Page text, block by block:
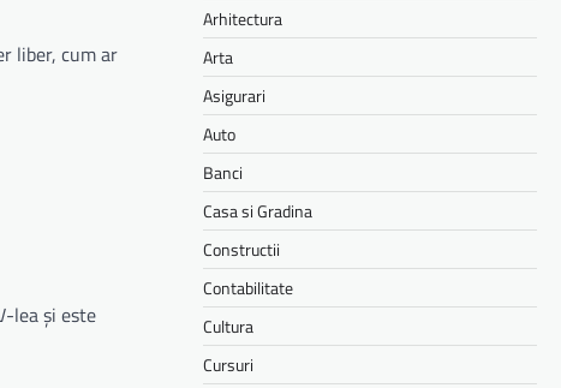
liber, cum ar
lea și este
Arhitectura
Arta
Asigurari
Auto
Banci
Casa si Gradina
Constructii
Contabilitate
Cultura
Cursuri